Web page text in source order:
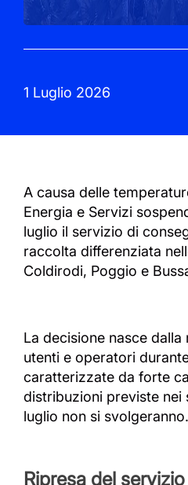
1 Luglio 2026
A causa delle
Energia e Servizi
luglio il servizio di
raccolta differenziata
Coldirodi, Poggio e
La decisione nasce
utenti e operatori
caratterizzate da forte
distribuzioni previste nei
luglio non si svolgeranno.
Ripresa del